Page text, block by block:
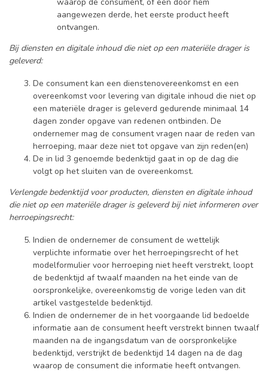
waarop de consument, of een door hem
aangewezen derde, het eerste product heeft
ontvangen.
Bij diensten en digitale inhoud die niet op een materiële drager is
geleverd:
De consument kan een dienstenovereenkomst en een
overeenkomst voor levering van digitale inhoud die niet op
een materiële drager is geleverd gedurende minimaal 14
dagen zonder opgave van redenen ontbinden. De
ondernemer mag de consument vragen naar de reden van
herroeping, maar deze niet tot opgave van zijn reden(en)
De in lid 3 genoemde bedenktijd gaat in op de dag die
volgt op het sluiten van de overeenkomst.
Verlengde bedenktijd voor producten, diensten en digitale inhoud
die niet op een materiële drager is geleverd bij niet informeren over
herroepingsrecht:
Indien de ondernemer de consument de wettelijk
verplichte informatie over het herroepingsrecht of het
modelformulier voor herroeping niet heeft verstrekt, loopt
de bedenktijd af twaalf maanden na het einde van de
oorspronkelijke, overeenkomstig de vorige leden van dit
artikel vastgestelde bedenktijd.
Indien de ondernemer de in het voorgaande lid bedoelde
informatie aan de consument heeft verstrekt binnen twaalf
maanden na de ingangsdatum van de oorspronkelijke
bedenktijd, verstrijkt de bedenktijd 14 dagen na de dag
waarop de consument die informatie heeft ontvangen.